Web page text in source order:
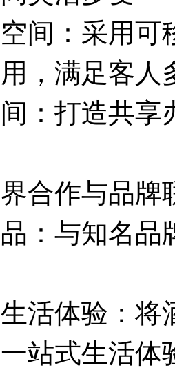
：采用可
，满足客人
打造共享
作与品牌
与知名品
体验：将
站式生活体